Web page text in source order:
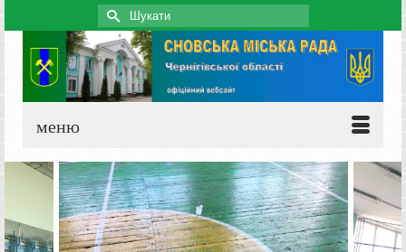
Search
for:
меню